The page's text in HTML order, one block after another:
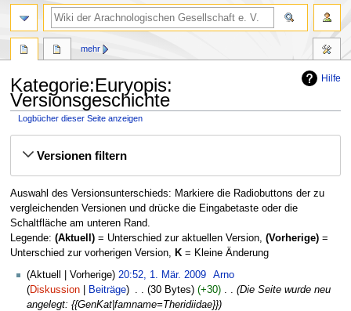
Hilfe
Kategorie:Euryopis:
Versionsgeschichte
Logbücher dieser Seite anzeigen
Navigation
SucheVersionen filtern
Auswahl des Versionsunterschieds: Markiere die Radiobuttons der zu
vergleichenden Versionen und drücke die Eingabetaste oder die
Schaltfläche am unteren Rand.
Legende: (Aktuell)= Unterschied zur aktuellen Version, (Vorherige)=
Unterschied zur vorherigen Version, K= Kleine Änderung
1.
März
2009
Aktuell Vorherige 20:52, 1. Mär. 2009
Arno
Diskussion
Beiträge 30 Bytes +30 ‎
Die Seite wurde neu
angelegt: {{GenKat|famname=Theridiidae}}
mehr